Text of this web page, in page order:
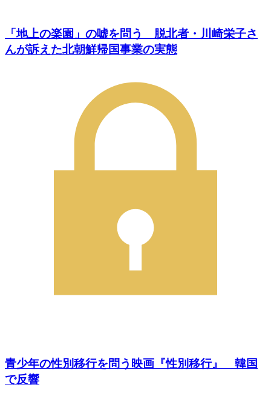
「地上の楽園」の嘘を問う 脱北者・川崎栄子さ
んが訴えた北朝鮮帰国事業の実態
青少年の性別移行を問う映画『性別移行』 韓国
で反響